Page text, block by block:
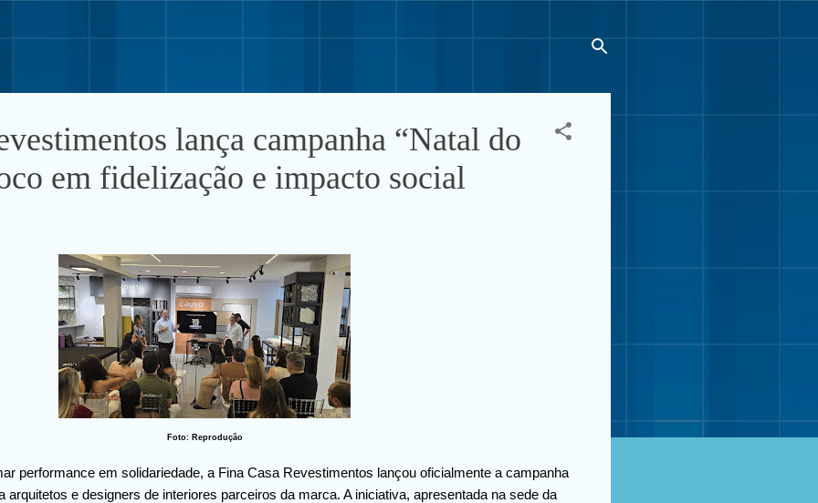
lança campanha “Natal do
em fidelização e impacto social
Foto: Reprodução
performance em solidariedade, a Fina Casa Revestimentos lançou oficialmente a campanha
arquitetos e designers de interiores parceiros da marca. A iniciativa, apresentada na sede da